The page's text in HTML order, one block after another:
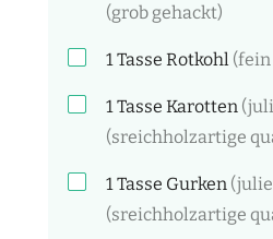
(grob gehackt)
1Tasse Rotkohl
1Tasse Karotten
(sreichholzartige
1Tasse Gurken
(sreichholzartige